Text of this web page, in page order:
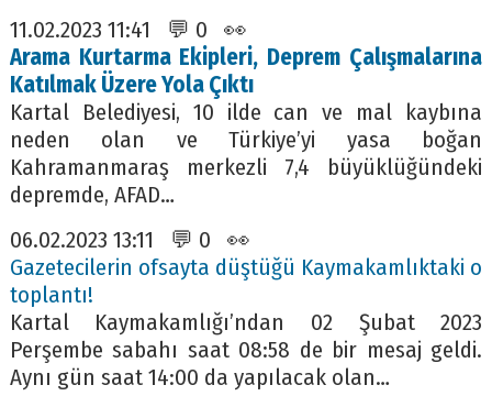
11.02.2023 11:41 💬 0 👀
Arama Kurtarma Ekipleri, Deprem Çalışmalarına
Katılmak Üzere Yola Çıktı
Kartal Belediyesi, 10 ilde can ve mal kaybına
neden olan ve Türkiye’yi yasa boğan
Kahramanmaraş merkezli 7,4 büyüklüğündeki
depremde, AFAD…
06.02.2023 13:11 💬 0 👀
Gazetecilerin ofsayta düştüğü Kaymakamlıktaki o
toplantı!
Kartal Kaymakamlığı’ndan 02 Şubat 2023
Perşembe sabahı saat 08:58 de bir mesaj geldi.
Aynı gün saat 14:00 da yapılacak olan…